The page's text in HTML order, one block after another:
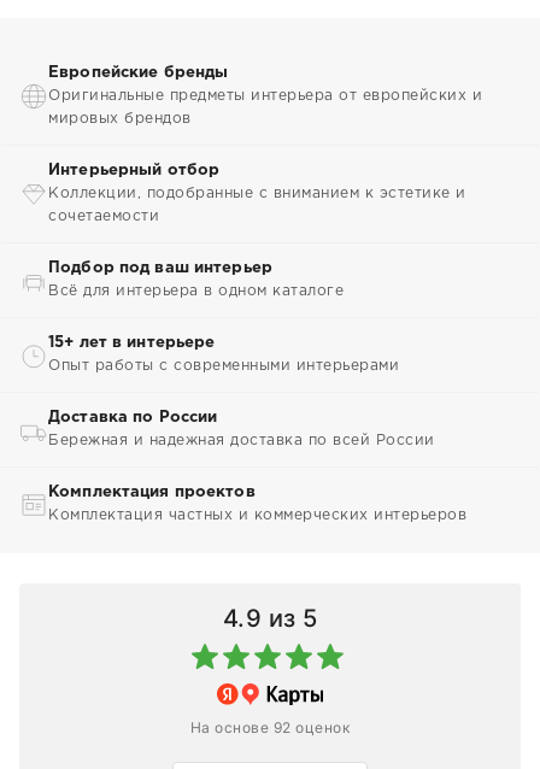
Европейские бренды
Оригинальные предметы интерьера от европейских и
мировых брендов
Интерьерный отбор
Коллекции, подобранные с вниманием к эстетике и
сочетаемости
Подбор под ваш интерьер
Всё для интерьера в одном каталоге
15+ лет в интерьере
Опыт работы с современными интерьерами
Доставка по России
Бережная и надежная доставка по всей России
Комплектация проектов
Комплектация частных и коммерческих интерьеров
4.9 из 5
На основе 92 оценок